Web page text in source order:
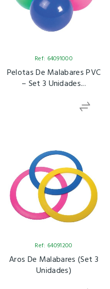
Ref: 64091000
Pelotas De Malabares PVC
– Set 3 Unidades...
Ref: 64091200
Aros De Malabares (Set 3
Unidades)